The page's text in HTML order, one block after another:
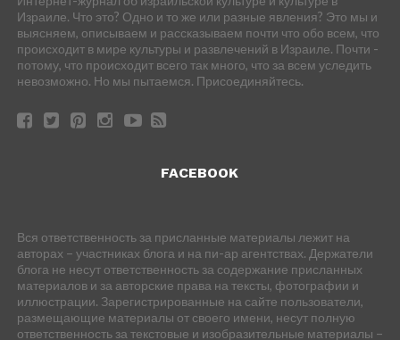
Израиле. Что это? Одно и то же или разные явления? Это мы и
выясняем, описываем и рассказываем почти что обо всем, что
происходит в мире культуры и развлечений в Израиле. Почти -
потому, что происходит всего так много, что за всем уследить
невозможно. Но мы пытаемся. Присоединяйтесь.
FACEBOOK
Вся ответственность за присланные материалы лежит на
авторах – участниках блога и на пи-ар агентствах. Держатели
блога не несут ответственность за содержание присланных
материалов и за авторские права на тексты, фотографии и
иллюстрации. Зарегистрированные на сайте пользователи,
размещающие материалы от своего имени, несут полную
ответственность за текстовые и изобразительные материалы –